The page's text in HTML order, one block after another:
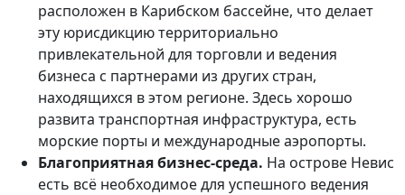
расположен в Карибском бассейне, что делает
эту юрисдикцию территориально
привлекательной для торговли и ведения
бизнеса с партнерами из других стран,
находящихся в этом регионе. Здесь хорошо
развита транспортная инфраструктура, есть
морские порты и международные аэропорты.
Благоприятная бизнес-среда. На острове Невис
есть всё необходимое для успешного ведения